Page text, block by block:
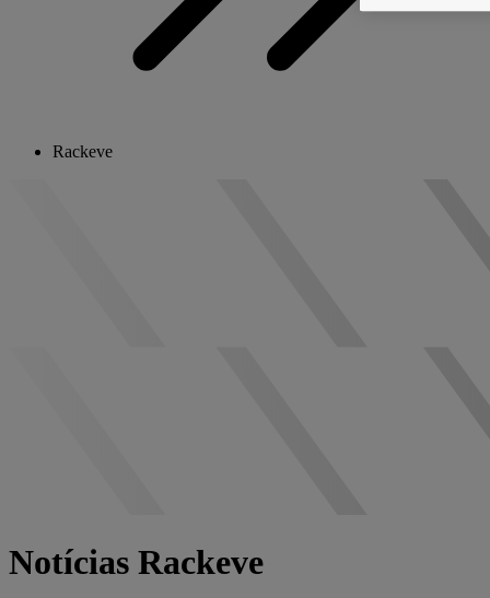
Rackeve
Notícias Rackeve